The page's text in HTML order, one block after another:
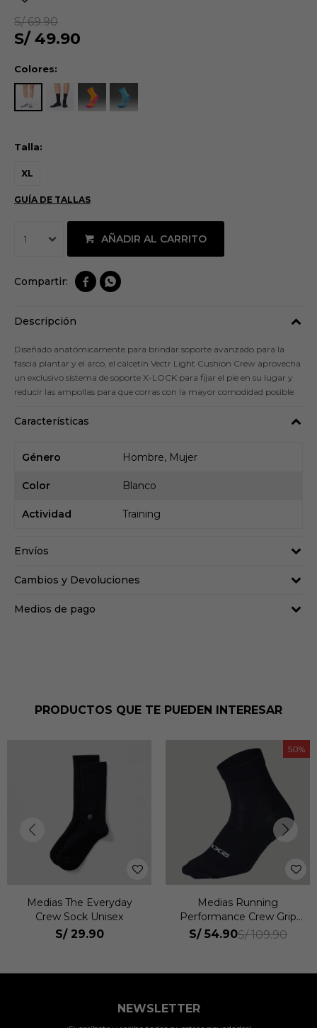
S/ 49.90
S/ 69.90
Colores:
Talla:
XL
GUÍA DE TALLAS
1 AÑADIR AL CARRITO
 
Envíos
Cambios y Devoluciones
Medios de pago
Descripción
Diseñado anatómicamente para brindar soporte avanzado para la
fascia plantar y el arco, el calcetín Vectr Light Cushion Crew aprovecha
un exclusivo sistema de soporte X-LOCK para fijar el pie en su lugar y
reducir las ampollas para que corras con la mayor comodidad posible.
Características
Género Hombre, Mujer
Color Blanco
Actividad Training
PRODUCTOS QUE TE PUEDEN INTERESAR
Medias The Everyday
Crew Sock Unisex
S/ 29.90
50
Medias Running
Performance Crew Grip
Sock Unisex
S/ 54.90S/ 109.90
NEWSLETTER